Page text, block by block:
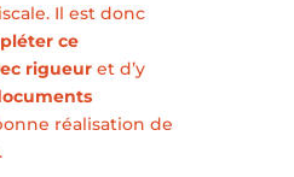
Il est donc
ce
rigueuret d’y
réalisation de